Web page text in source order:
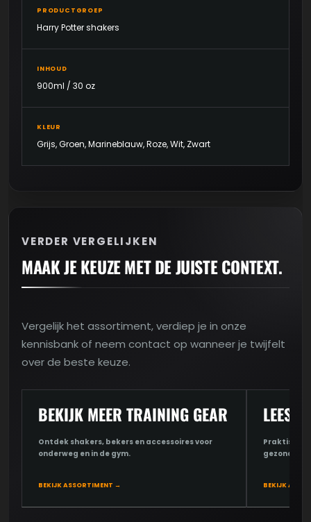
PRODUCTGROEP
Harry Potter shakers
INHOUD
900ml / 30 oz
KLEUR
Grijs, Groen, Marineblauw, Roze, Wit, Zwart
VERDER VERGELIJKEN
MAAK JE KEUZE MET DE JUISTE CONTEXT.
Vergelijk het assortiment, verdiep je in onze
kennisbank of neem contact op wanneer je twijfelt
over de beste keuze.
BEKIJK MEER TRAINING GEAR
Ontdek shakers, bekers en accessoires voor
onderweg en in de gym.
BEKIJK ASSORTIMENT →
LEES
Praktische
BEKIJK